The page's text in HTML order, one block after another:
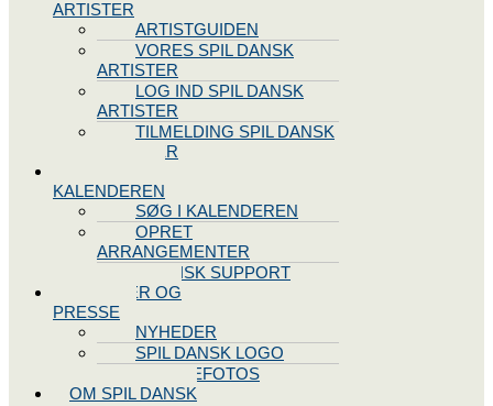
ARTISTER
ARTISTGUIDEN
VORES SPIL DANSK
ARTISTER
LOG IND SPIL DANSK
ARTISTER
TILMELDING SPIL DANSK
ARTISTER
KALENDEREN
SØG I KALENDEREN
OPRET
ARRANGEMENTER
TEKNISK SUPPORT
NYHEDER OG
PRESSE
NYHEDER
SPIL DANSK LOGO
PRESSEFOTOS
OM SPIL DANSK